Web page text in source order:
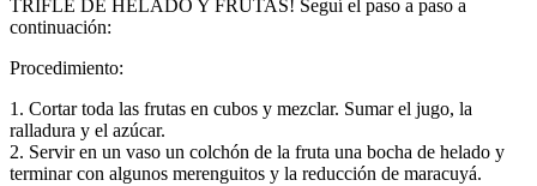
TRIFLE DE HELADO Y FRUTAS! Seguí el paso a paso a
continuación:
Procedimiento:
1. Cortar toda las frutas en cubos y mezclar. Sumar el jugo, la
ralladura y el azúcar.
2. Servir en un vaso un colchón de la fruta una bocha de helado y
terminar con algunos merenguitos y la reducción de maracuyá.